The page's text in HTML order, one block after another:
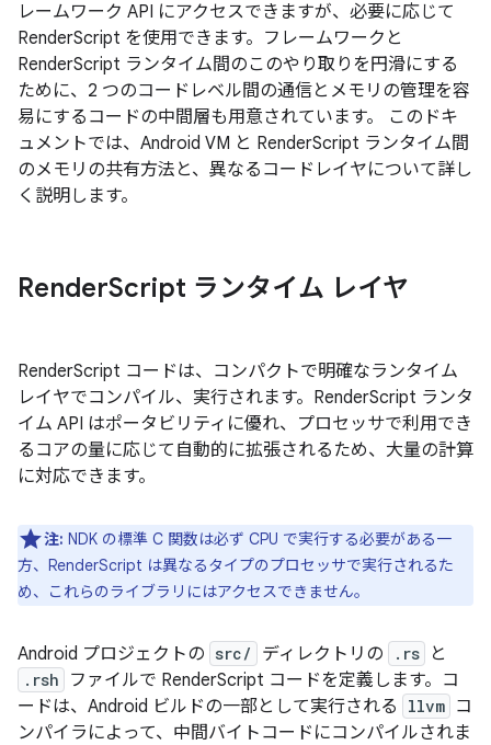
レームワーク API にアクセスできますが、必要に応じて
RenderScript を使用できます。フレームワークと
RenderScript ランタイム間のこのやり取りを円滑にする
ために、2 つのコードレベル間の通信とメモリの管理を容
易にするコードの中間層も用意されています。 このドキ
ュメントでは、Android VM と RenderScript ランタイム間
のメモリの共有方法と、異なるコードレイヤについて詳し
く説明します。
RenderScript ランタイム レイヤ
RenderScript コードは、コンパクトで明確なランタイム
レイヤでコンパイル、実行されます。RenderScript ランタ
イム API はポータビリティに優れ、プロセッサで利用でき
るコアの量に応じて自動的に拡張されるため、大量の計算
に対応できます。
注: NDK の標準 C 関数は必ず CPU で実行する必要がある一
方、RenderScript は異なるタイプのプロセッサで実行されるた
め、これらのライブラリにはアクセスできません。
Android プロジェクトの src/ ディレクトリの .rs と
.rsh
ファイルで RenderScript コードを定義します。コ
ードは、Android ビルドの一部として実行される
llvm コ
ンパイラによって、中間バイトコードにコンパイルされま